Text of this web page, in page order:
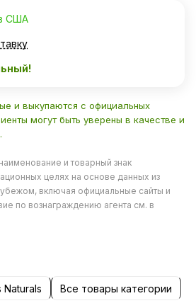
США
и выкупаются с официальных
могут быть уверены в качестве и
и товарный знак
целях на основе данных из
включая официальные сайты и
по вознаграждению агента см. в
Все товары категории